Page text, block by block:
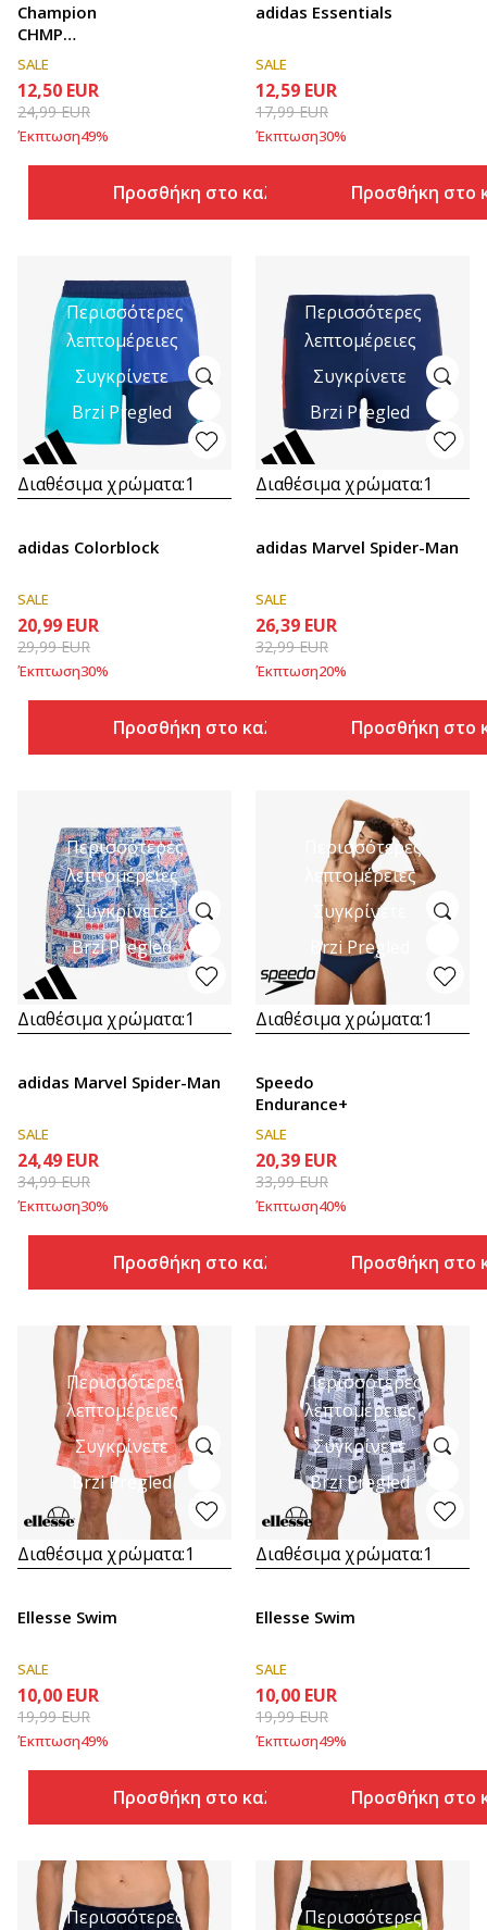
Champion
CHMP
SWIMMING
SALE
12,50 EUR
24,99EUR
Έκπτωση49%
Προσθήκη στο καλάθι
adidas Essentials
SALE
12,59 EUR
17,99EUR
Έκπτωση30%
Προσθήκη στο
Περισσότερες
λεπτομέρειες
Συγκρίνετε
Brzi Pregled
Διαθέσιμα χρώματα:1
adidas Colorblock
SALE
20,99 EUR
29,99EUR
Έκπτωση30%
Προσθήκη στο καλάθι
Περισσότερες
λεπτομέρειες
Συγκρίνετε
Brzi Pregled
Διαθέσιμα χρώματα:1
adidas Marvel Spider-Man
SALE
26,39 EUR
32,99EUR
Έκπτωση20%
Προσθήκη στο
Περισσότερες
λεπτομέρειες
Συγκρίνετε
Brzi Pregled
Διαθέσιμα χρώματα:1
adidas Marvel Spider-Man
SALE
24,49 EUR
34,99EUR
Έκπτωση30%
Προσθήκη στο καλάθι
Περισσότερες
λεπτομέρειες
Συγκρίνετε
Brzi Pregled
Διαθέσιμα χρώματα:1
Speedo
Endurance+
SALE
20,39 EUR
33,99EUR
Έκπτωση40%
Προσθήκη στο
Περισσότερες
λεπτομέρειες
Συγκρίνετε
Brzi Pregled
Διαθέσιμα χρώματα:1
Ellesse Swim
SALE
10,00 EUR
19,99EUR
Έκπτωση49%
Προσθήκη στο καλάθι
Περισσότερες
λεπτομέρειες
Συγκρίνετε
Brzi Pregled
Διαθέσιμα χρώματα:1
Ellesse Swim
SALE
10,00 EUR
19,99EUR
Έκπτωση49%
Προσθήκη στο
Περισσότερες
Περισσότερες